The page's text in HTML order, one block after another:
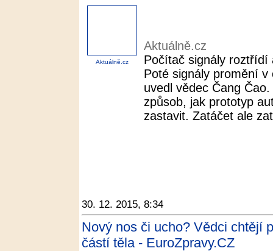
Aktuálně.cz
Aktuálně.cz
Počítač signály roztřídí
Poté signály promění
uvedl vědec Čang
způsob, jak prototyp
zastavit. Zatáčet ale
30. 12. 2015, 8:34
Nový nos či ucho? Vědci chtějí
částí těla - EuroZpravy.CZ